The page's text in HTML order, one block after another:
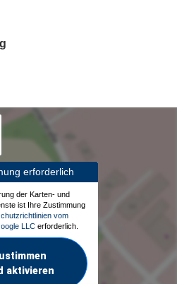
erforderlich
der Karten- und
ist Ihre Zustimmung
vom
LLC erforderlich.
aktivieren